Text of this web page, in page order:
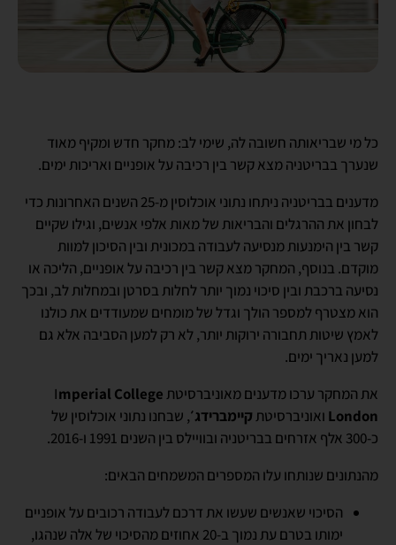
כל מי שבריאותה חשובה לה, שימי לב: מחקר חדש ומקיף מאוד
שנערך בבריטניה מצא קשר בין רכיבה על אופניים ואריכות ימים.
מדענים בבריטניה ניתחו נתוני אוכלוסין מ-25 השנים האחרונות כדי
לבחון את ההרגלים והבריאות של מאות אלפי אנשים, וגילו שקיים
קשר בין הימנעות מנסיעה לעבודה במכונית ובין הסיכון למוות
מוקדם. בנוסף, המחקר מצא קשר בין רכיבה על אופניים, הליכה או
נסיעה ברכבת ובין סיכוי נמוך יותר לחלות בסרטן ובמחלות לב, ובכך
הוא מצטרף למספר הולך וגדל של מומחים שמעודדים את כולנו
לאמץ שיטות תחבורה ירוקות יותר, לא רק למען הסביבה אלא גם
למען נאריך ימים.
את המחקר ערכו מדענים מאוניברסיטת Imperial College
London ואוניברסיטתקיימברידג׳, שבחנו נתוני אוכלוסין של
כ-300 אלף אזרחים בבריטניה ובוויילס בין השנים 1991 ו-2016.
מהנתונים שנותחו עלו המספרים המשמחים הבאים:
הסיכוי שאנשים שעשו את דרכם לעבודה רכובים על אופניים
ימותו בטרם עת נמוך ב-20 אחוזים מהסיכוי של אלה שנהגו,